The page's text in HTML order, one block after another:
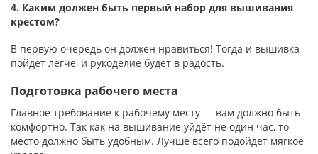
4. Каким должен быть первый набор для вышивания
крестом?
В первую очередь он должен нравиться! Тогда и вышивка
пойдёт легче, и рукоделие будет в радость.
Подготовка рабочего места
Главное требование к рабочему месту — вам должно быть
комфортно. Так как на вышивание уйдёт не один час, то
место должно быть удобным. Лучше всего подойдёт мягкое